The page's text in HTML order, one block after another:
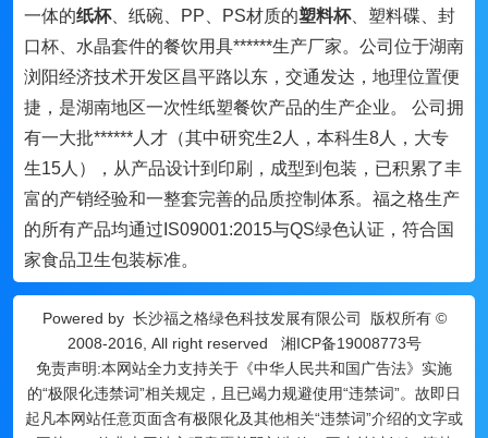
一体的纸杯、纸碗、PP、PS材质的塑料杯、塑料碟、封
口杯、水晶套件的餐饮用具******生产厂家。公司位于湖南
浏阳经济技术开发区昌平路以东，交通发达，地理位置便
捷，是湖南地区一次性纸塑餐饮产品的生产企业。 公司拥
有一大批******人才（其中研究生2人，本科生8人，大专
生15人），从产品设计到印刷，成型到包装，已积累了丰
富的产销经验和一整套完善的品质控制体系。福之格生产
的所有产品均通过IS09001:2015与QS绿色认证，符合国
家食品卫生包装标准。
Powered by 长沙福之格绿色科技发展有限公司
版权所有 ©
2008-2016, All right reserved 湘ICP备19008773号
免责声明:本网站全力支持关于《中华人民共和国广告法》实施
的“极限化违禁词”相关规定，且已竭力规避使用“违禁词”。故即日
起凡本网站任意页面含有极限化及其他相关“违禁词”介绍的文字或